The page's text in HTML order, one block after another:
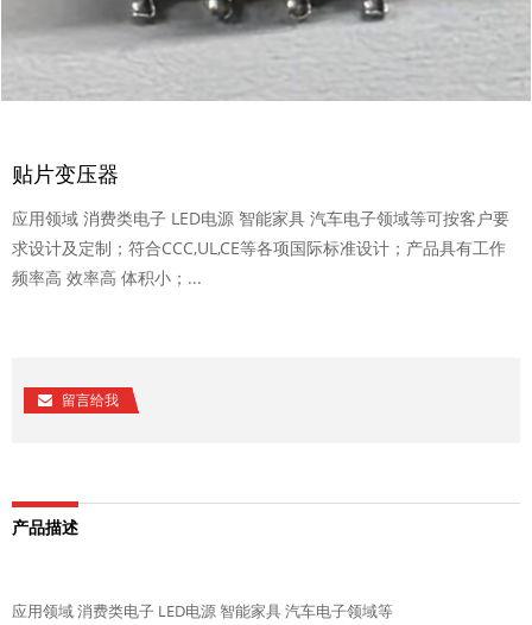
贴片变压器
应用领域 消费类电子 LED电源 智能家具 汽车电子领域等可按客户要
求设计及定制；符合CCC,UL,CE等各项国际标准设计；产品具有工作
频率高 效率高 体积小；...
留言给我
产品描述
应用领域 消费类电子 LED电源 智能家具 汽车电子领域等